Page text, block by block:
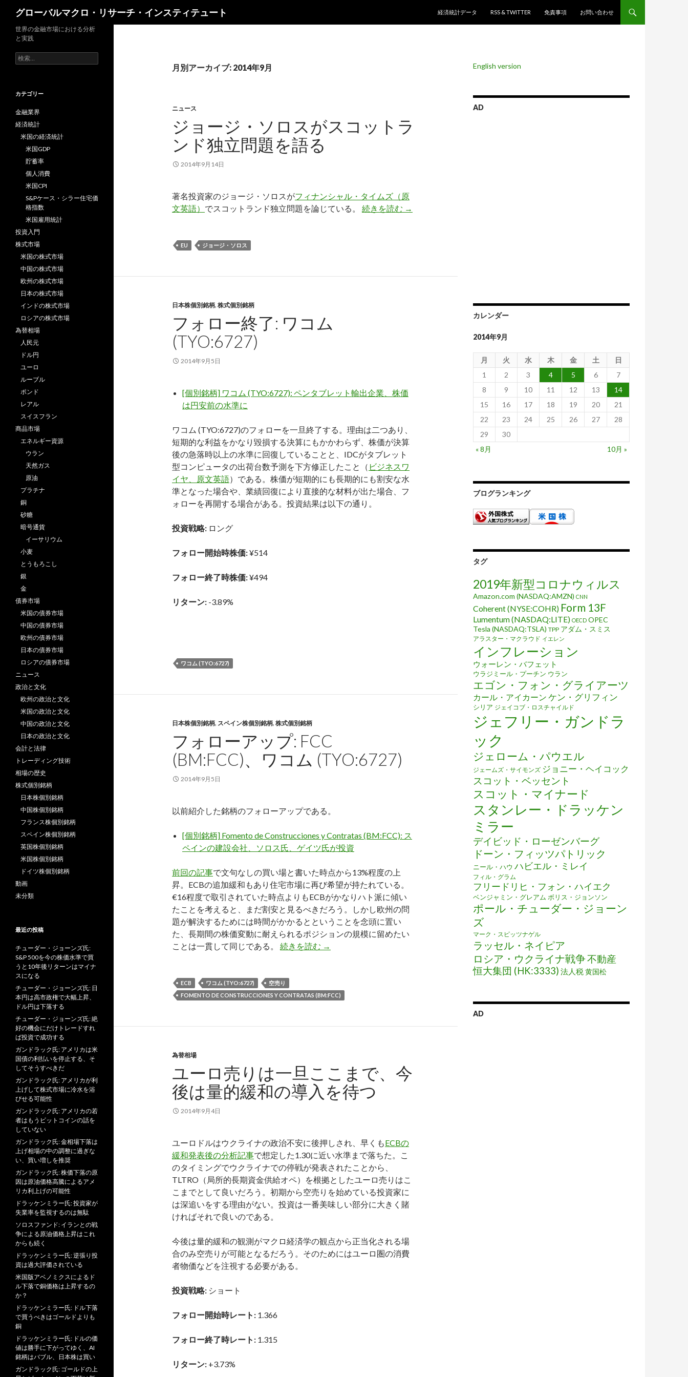
グローバルマクロ・リサーチ・インスティテュート
経済統計データ
RSS & TWITTER 免責事項 お問い合わせ
月別アーカイブ: 2014年9月
ニュース
ジョージ・ソロスがスコットラ
ンド独立問題を語る
2014年9月14日
著名投資家のジョージ・ソロスがフィナンシャル・タイムズ（原
文英語） でスコットランド独立問題を論じている。 続きを読む ジョージ・ソロスがスコットランド独立問題を語る
→
EU ジョージ・ソロス
日本株個別銘柄, 株式個別銘柄
フォロー終了: ワコム
(TYO:6727)
2014年9月5日
[個別銘柄] ワコム (TYO:6727): ペンタブレット輸出企業、株価
は円安前の水準に
ワコム (TYO:6727)のフォローを一旦終了する。理由は二つあり、
短期的な利益をかなり毀損する決算にもかかわらず、株価が決算
後の急落時以上の水準に回復していることと、IDCがタブレット
型コンピュータの出荷台数予測を下方修正したこと（ ビジネスワ
イヤ、原文英語）である。株価が短期的にも長期的にも割安な水
準となった場合や、業績回復により直接的な材料が出た場合、フ
ォローを再開する場合がある。投資結果は以下の通り。
投資戦略: ロング
フォロー開始時株価:¥514
フォロー終了時株価:¥494
リターン: -3.89%
ワコム (TYO:6727)
日本株個別銘柄, スペイン株個別銘柄, 株式個別銘柄
フォローアップ: FCC
(BM:FCC)、ワコム (TYO:6727)
2014年9月5日
以前紹介した銘柄のフォローアップである。
[個別銘柄] Fomento de Construcciones y Contratas (BM:FCC): ス
ペインの建設会社、ソロス氏、ゲイツ氏が投資
前回の記事で文句なしの買い場と書いた時点から13%程度の上
昇。ECBの追加緩和もあり住宅市場に再び希望が持たれている。
€16程度で取引されていた時点よりもECBがかなりハト派に傾い
たことを考えると、まだ割安と見るべきだろう。しかし欧州の問
題が解決するためには時間がかかるとということを念頭に置い
た、長期間の株価変動に耐えられるポジションの規模に留めたい
ことは一貫して同じである。 続きを読む フォローアップ: FCC (BM:FCC)、ワコム (TYO:6727)
→
ECB ワコム (TYO:6727)
空売り
FOMENTO DE CONSTRUCCIONES Y CONTRATAS (BM:FCC)
為替相場
ユーロ売りは一旦ここまで、今
後は量的緩和の導入を待つ
2014年9月4日
ユーロドルはウクライナの政治不安に後押しされ、早くもECBの
緩和発表後の分析記事で想定した1.30に近い水準まで落ちた。こ
のタイミングでウクライナでの停戦が発表されたことから、
TLTRO（局所的長期資金供給オペ）を根拠としたユーロ売りはこ
こまでとして良いだろう。初期から空売りを始めている投資家に
は深追いをする理由がない。投資は一番美味しい部分に大きく賭
ければそれで良いのである。
今後は量的緩和の観測がマクロ経済学の観点から正当化される場
合のみ空売りが可能となるだろう。そのためにはユーロ圏の消費
者物価などを注視する必要がある。
投資戦略: ショート
フォロー開始時レート: 1.366
フォロー終了時レート: 1.315
リターン: +3.73%
English version
AD
カレンダー
2014年9月
月 火 水 木 金 土
日
1
2 3 4 5 6
7
8
9 10 11 12 13
14
15
16 17 18 19 20
21
22
23 24 25 26 27
28
29
30
« 8月
10月 »
ブログランキング
タグ
2019年新型コロナウィルス
Amazon.com (NASDAQ:AMZN) CNN
Coherent (NYSE:COHR) Form 13F
Lumentum (NASDAQ:LITE) OECD OPEC
Tesla (NASDAQ:TSLA) TPP アダム・スミス
アラスター・マクラウド イエレン
インフレーション
ウォーレン・バフェット
ウラジミール・プーチン ウラン
エゴン・フォン・グライアーツ
カール・アイカーン ケン・グリフィン
シリア ジェイコブ・ロスチャイルド
ジェフリー・ガンドラ
ック
ジェローム・パウエル
ジェームズ・サイモンズ ジョニー・ヘイコック
スコット・ベッセント
スコット・マイナード
スタンレー・ドラッケン
ミラー
デイビッド・ローゼンバーグ
ドーン・フィッツパトリック
ニール・ハウ ハビエル・ミレイ
フィル・グラム
フリードリヒ・フォン・ハイエク
ベンジャミン・グレアム ボリス・ジョンソン
ポール・チューダー・ジョーン
ズ
マーク・スピッツナゲル
ラッセル・ネイピア
ロシア・ウクライナ戦争不動産
恒大集団 (HK:3333) 法人税黄国松
AD
世界の金融市場における分析
と実践
検
索:
カテゴリー
金融業界
経済統計
米国の経済統計
米国GDP
貯蓄率
個人消費
米国CPI
S&Pケース・シラー住宅価
格指数
米国雇用統計
投資入門
株式市場
米国の株式市場
中国の株式市場
欧州の株式市場
日本の株式市場
インドの株式市場
ロシアの株式市場
為替相場
人民元
ドル円
ユーロ
ルーブル
ポンド
レアル
スイスフラン
商品市場
エネルギー資源
ウラン
天然ガス
原油
プラチナ
銅
砂糖
暗号通貨
イーサリウム
小麦
とうもろこし
銀
金
債券市場
米国の債券市場
中国の債券市場
欧州の債券市場
日本の債券市場
ロシアの債券市場
ニュース
政治と文化
欧州の政治と文化
米国の政治と文化
中国の政治と文化
日本の政治と文化
会計と法律
トレーディング技術
相場の歴史
株式個別銘柄
日本株個別銘柄
中国株個別銘柄
フランス株個別銘柄
スペイン株個別銘柄
英国株個別銘柄
米国株個別銘柄
ドイツ株個別銘柄
動画
未分類
最近の投稿
チューダー・ジョーンズ氏:
S&P 500を今の株価水準で買
うと10年後リターンはマイナ
スになる
チューダー・ジョーンズ氏: 日
本円は高市政権で大幅上昇、
ドル円は下落する
チューダー・ジョーンズ氏: 絶
好の機会にだけトレードすれ
ば投資で成功する
ガンドラック氏: アメリカは米
国債の利払いを停止する、そ
してそうすべきだ
ガンドラック氏: アメリカが利
上げして株式市場に冷水を浴
びせる可能性
ガンドラック氏: アメリカの若
者はもうビットコインの話を
していない
ガンドラック氏: 金相場下落は
上げ相場の中の調整に過ぎな
い、買い増しを推奨
ガンドラック氏: 株価下落の原
因は原油価格高騰によるアメ
リカ利上げの可能性
ドラッケンミラー氏: 投資家が
失業率を監視するのは無駄
ソロスファンド: イランとの戦
争による原油価格上昇はこれ
からも続く
ドラッケンミラー氏: 逆張り投
資は過大評価されている
米国版アベノミクスによるド
ル下落で銅価格は上昇するの
か？
ドラッケンミラー氏: ドル下落
で買うべきはゴールドよりも
銅
ドラッケンミラー氏: ドルの価
値は勝手に下がってゆく、AI
銘柄はバブル、日本株は買い
ガンドラック氏: ゴールドの上